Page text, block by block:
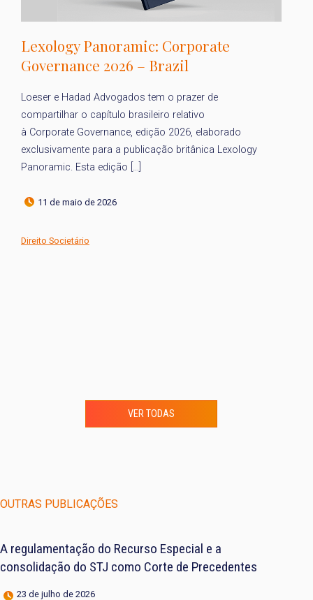
Lexology Panoramic: Corporate
Governance 2026 – Brazil
Loeser e Hadad Advogados tem o prazer de
compartilhar o capítulo brasileiro relativo
à Corporate Governance, edição 2026, elaborado
exclusivamente para a publicação britânica Lexology
Panoramic. Esta edição […]
11 de maio de 2026
Direito Societário
VER TODAS
OUTRAS PUBLICAÇÕES
A regulamentação do Recurso Especial e a
consolidação do STJ como Corte de Precedentes
23 de julho de 2026